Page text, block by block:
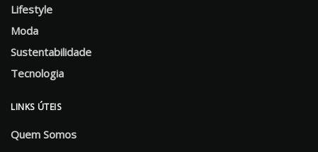
Lifestyle
Moda
Sustentabilidade
Tecnologia
LINKS ÚTEIS
Quem Somos